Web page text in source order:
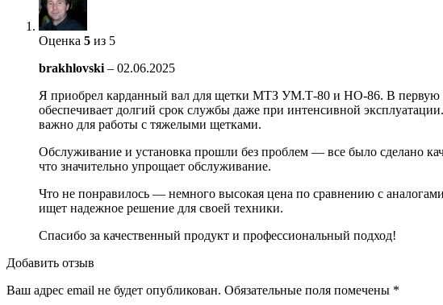
Оценка 5 из 5
brakhlovski – 02.06.2025
Я приобрел карданный вал для щетки МТЗ УМ.Т-80 и НО-86. В первую
обеспечивает долгий срок службы даже при интенсивной
важно для работы с тяжелыми щетками.
Обслуживание и установка прошли без проблем — все было сделано
что значительно упрощает обслуживание.
Что не понравилось — немного высокая цена по сравнению с
ищет надежное решение для своей техники.
Спасибо за качественный продукт и профессиональный подход!
Добавить отзыв
Ваш адрес email не будет опубликован. Обязательные поля помечены *